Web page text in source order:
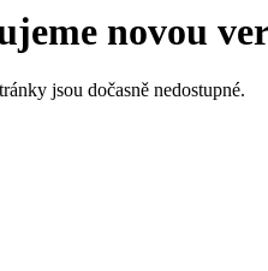
novou
jsou dočasně nedostupné.